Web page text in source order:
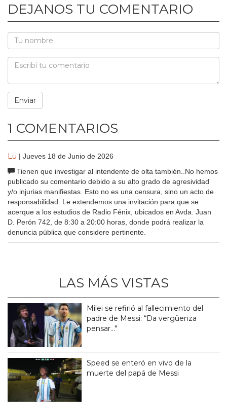
DEJANOS TU COMENTARIO
1 COMENTARIOS
Lu | Jueves 18 de Junio de 2026
Tienen que investigar al intendente de olta también..No hemos
publicado su comentario debido a su alto grado de agresividad
y/o injurias manifiestas. Esto no es una censura, sino un acto de
responsabilidad. Le extendemos una invitación para que se
acerque a los estudios de Radio Fénix, ubicados en Avda. Juan
D. Perón 742, de 8:30 a 20:00 horas, donde podrá realizar la
denuncia pública que considere pertinente.
LAS MÁS VISTAS
Milei se refirió al fallecimiento del
padre de Messi: “Da vergüenza
pensar..."
Speed se enteró en vivo de la
muerte del papá de Messi